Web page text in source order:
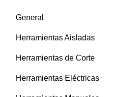
General
Herramientas Aisladas
Herramientas de Corte
Herramientas Eléctricas